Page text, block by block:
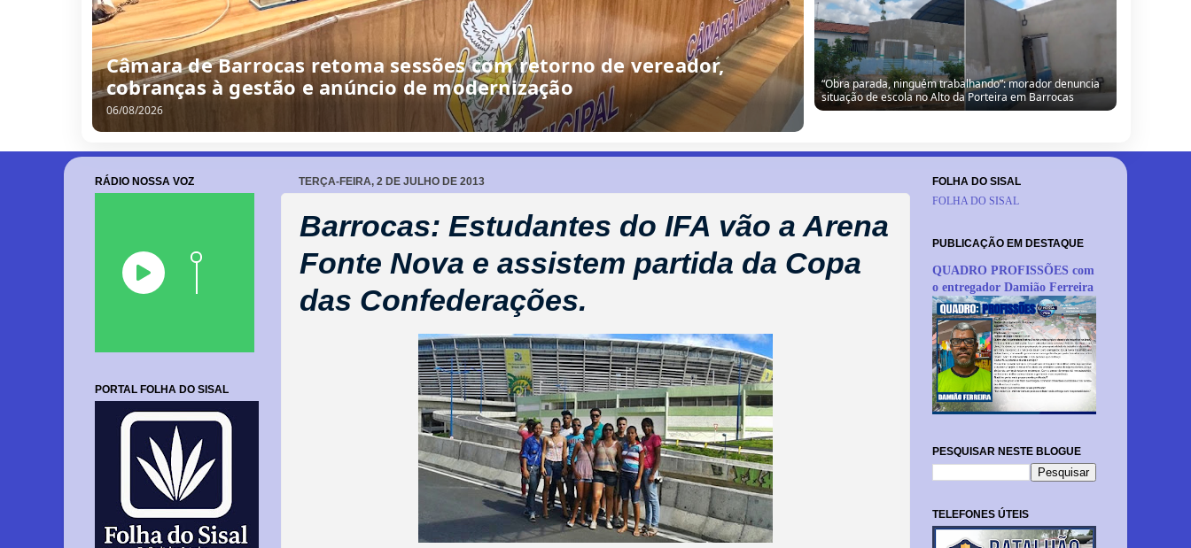
/
0
8
/
2
0
2
6
Câmara de Barrocas retoma sessões com retorno de
vereador, cobranças à gestão e anúncio de modernização
TERÇA-FEIRA, 2 DE JULHO DE 2013
Barrocas: Estudantes do IFA vão a Arena
Fonte Nova e assistem partida da Copa
das Confederações.
RÁDIO NOSSA VOZ
PORTAL FOLHA DO SISAL
FOLHA DO SISAL
FOLHA DO SISAL
PUBLICAÇÃO EM DESTAQUE
QUADRO PROFISSÕES com
o entregador Damião Ferreira
PESQUISAR NESTE BLOGUE
TELEFONES ÚTEIS